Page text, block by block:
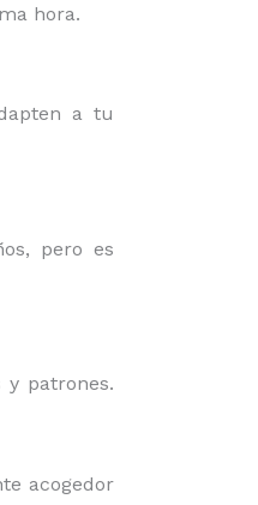
hora.
a tu
pero es
patrones.
acogedor